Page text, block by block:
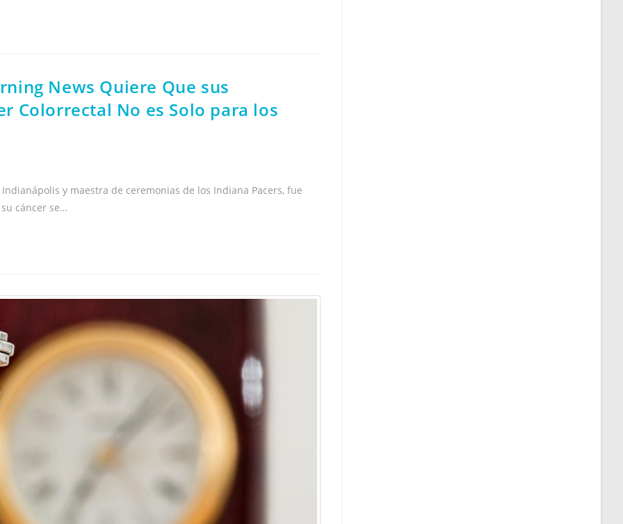
News Quiere Que sus
Colorrectal No es Solo para los
y maestra de ceremonias de los Indiana Pacers, fue
cáncer se…